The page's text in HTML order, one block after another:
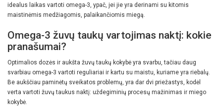
idealus laikas vartoti omega-3, ypač, jei jie yra derinami su kitomis
maistinėmis medžiagomis, palaikančiomis miegą.
Omega-3 žuvų taukų vartojimas naktį: kokie
pranašumai?
Optimalios dozės ir aukšta žuvų taukų kokybė yra svarbu, tačiau daug
svarbiau omega-3 vartoti reguliariai ir kartu su maistu, kuriame yra riebalų.
Be aukščiau paminėtų sveikatos problemų, yra dar dvi priežastys, kodėl
verta vartoti žuvų taukus naktį: uždegiminių procesų mažinimas ir miego
kokybė.